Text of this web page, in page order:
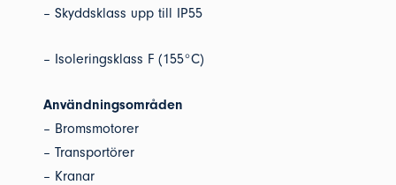
– Skyddsklass upp till IP55
– Isoleringsklass F (155°C)
Användningsområden
– Bromsmotorer
– Transportörer
– Kranar